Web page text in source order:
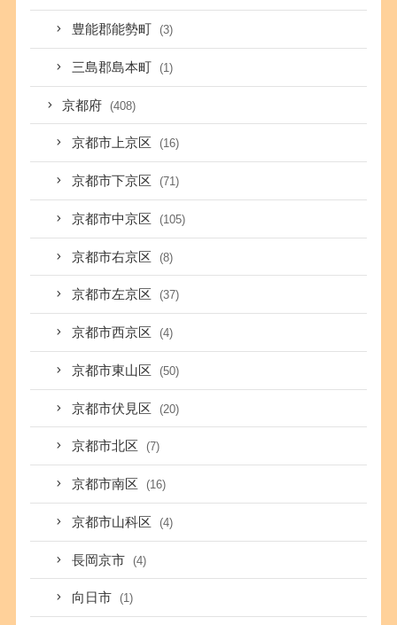
豊能郡能勢町 (3)
三島郡島本町 (1)
京都府 (408)
京都市上京区 (16)
京都市下京区 (71)
京都市中京区 (105)
京都市右京区 (8)
京都市左京区 (37)
京都市西京区 (4)
京都市東山区 (50)
京都市伏見区 (20)
京都市北区 (7)
京都市南区 (16)
京都市山科区 (4)
長岡京市 (4)
向日市 (1)